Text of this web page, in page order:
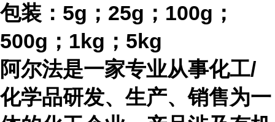
包装： 5g；25g；100g；
500g；1kg；5kg
阿尔法是一家专业从事化工/
化学品研发、生产、销售为一